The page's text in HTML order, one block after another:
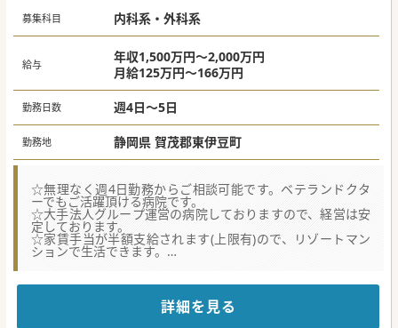
■医師や看護師などの職種を越えて、円滑なコミュニケーシ
ョンを取りながら互いに協力し合える風通しの良い職場で
す。
#秋入職可
募集科目 内科系・外科系
給与
年収1,500万円～2,000万円
月給125万円～166万円
勤務日数 週4日～5日
勤務地 静岡県 賀茂郡東伊豆町
☆無理なく週4日勤務からご相談可能です。ベテランドクタ
ーでもご活躍頂ける病院です。
☆大手法人グループ運営の病院しておりますので、経営は安
定しております。
☆家賃手当が半額支給されます(上限有)ので、リゾートマン
ションで生活できます。
静岡県東部や神奈川県に病院、クリニック、介護施設を展開
する法人グループです。
当病院は一般病床や回復期リハビリテーション病床を持つケ
詳細を見る